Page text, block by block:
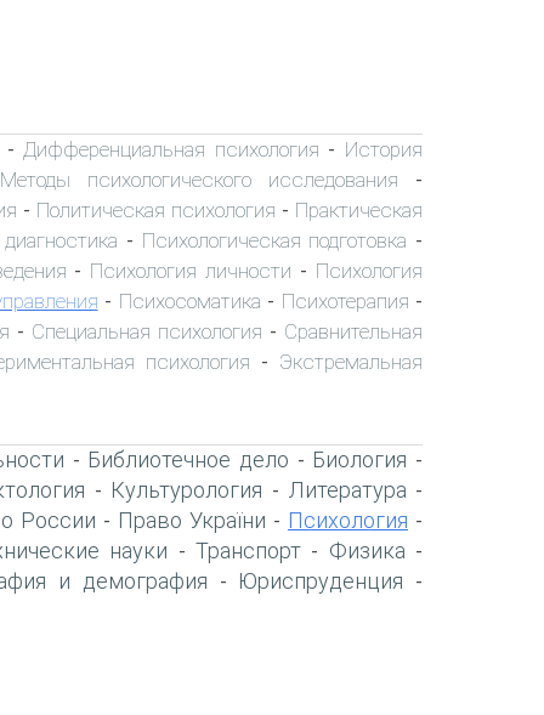
- Дифференциальная психология - История
Методы психологического исследования -
- Политическая психология - Практическая
- Психологическая подготовка -
- Психология личности - Психология
- Психосоматика - Психотерапия -
- Специальная психология - Сравнительная
психология - Экстремальная
- Библиотечное дело - Биология -
- Культурология - Литература -
России - Право України - Психология -
науки - Транспорт- Физика -
и демография - Юриспруденция -